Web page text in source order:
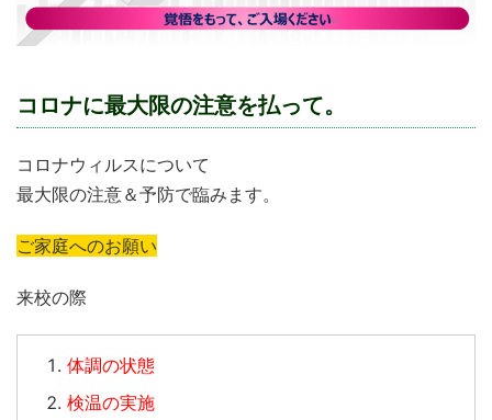
コロナに最大限の注意を払って。
コロナウィルスについて
最大限の注意＆予防で臨みます。
ご家庭へのお願い
来校の際
体調の状態
検温の実施